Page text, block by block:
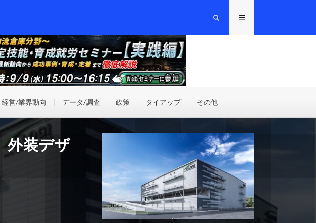
経営/業界動向 データ/調査 政策 タイアップ その他
外装デザ